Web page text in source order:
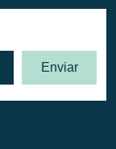
Enviar